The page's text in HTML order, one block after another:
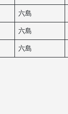
六島
六島
六島